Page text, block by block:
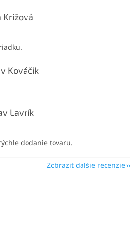
Križová
obchodu je 5 z 5 hviezdičiek.
Kováčik
obchodu je 5 z 5 hviezdičiek.
Lavrík
obchodu je 5 z 5 hviezdičiek.
dodanie tovaru.
Zobraziť ďalšie recenzie